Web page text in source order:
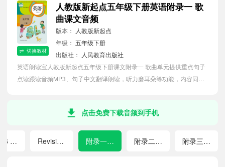
切换教材
人教版新起点五年级下册英语附录一 歌
曲课文音频
版本：
人教版新起点
年级： 五年级下册
出版社：
人民教育出版社
英语朗读宝人教版新起点五年级下册课文附录一 歌曲单元提供重点句子
点读跟读音频MP3、句子中文翻译朗读，听力磨耳朵等功能，内容同步
点击免费下载音频到手机
Unit 6 Growing Up Revision 2 附录一 歌曲 附录二 单元词汇表 附录三 总词汇表